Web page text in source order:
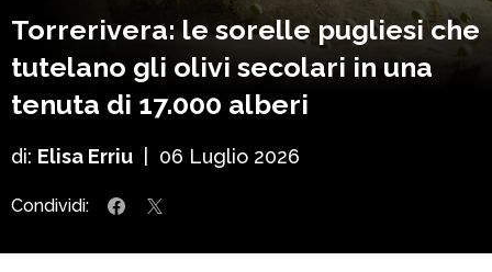
Torrerivera: le sorelle pugliesi che
tutelano gli olivi secolari in una
tenuta di 17.000 alberi
di: Elisa Erriu 06 Luglio 2026
Condividi: